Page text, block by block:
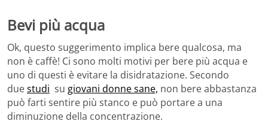
Bevi più acqua
Ok, questo suggerimento implica bere qualcosa, ma
non è caffè! Ci sono molti motivi per bere più acqua e
uno di questi è evitare la disidratazione. Secondo
duestudi su giovani donne sane, non bere abbastanza
può farti sentire più stanco e può portare a una
diminuzione della concentrazione.